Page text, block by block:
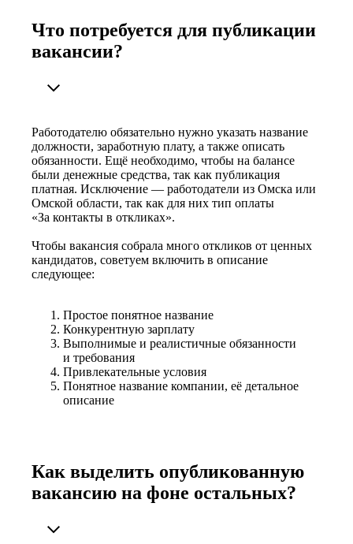
Что потребуется для публикации
вакансии?
Работодателю обязательно нужно указать название
должности, заработную плату, а также описать
обязанности. Ещё необходимо, чтобы на балансе
были денежные средства, так как публикация
платная. Исключение — работодатели из Омска или
Омской области, так как для них тип оплаты
«За контакты в откликах».
Чтобы вакансия собрала много откликов от ценных
кандидатов, советуем включить в описание
следующее:
Простое понятное название
Конкурентную зарплату
Выполнимые и реалистичные обязанности
и требования
Привлекательные условия
Понятное название компании, её детальное
описание
Как выделить опубликованную
вакансию на фоне остальных?